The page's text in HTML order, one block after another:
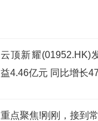
云顶新耀(01952.HK)
益4.46亿元 同比增长
重点聚焦!刚刚，接到常